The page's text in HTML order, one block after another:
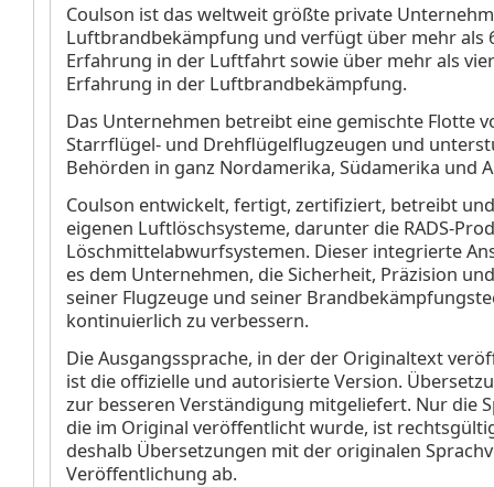
Coulson ist das weltweit größte private
Luftbrandbekämpfung und verfügt über mehr als
Erfahrung in der Luftfahrt sowie über mehr als
Erfahrung in der Luftbrandbekämpfung.
Das Unternehmen betreibt eine gemischte Flotte
Starrflügel- und Drehflügelflugzeugen und
Behörden in ganz Nordamerika, Südamerika und
Coulson entwickelt, fertigt, zertifiziert, betreibt
eigenen Luftlöschsysteme, darunter die RADS-
Löschmittelabwurfsystemen. Dieser integrierte
es dem Unternehmen, die Sicherheit, Präzision
seiner Flugzeuge und seiner
kontinuierlich zu verbessern.
Die Ausgangssprache, in der der Originaltext
ist die offizielle und autorisierte Version.
zur besseren Verständigung mitgeliefert. Nur die
die im Original veröffentlicht wurde, ist
deshalb Übersetzungen mit der originalen
Veröffentlichung ab.